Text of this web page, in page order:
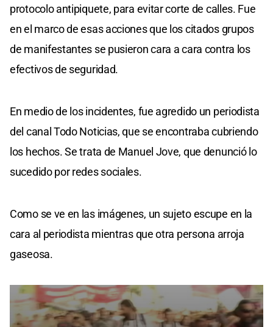
protocolo antipiquete, para evitar corte de calles. Fue
en el marco de esas acciones que los citados grupos
de manifestantes se pusieron cara a cara contra los
efectivos de seguridad.
En medio de los incidentes, fue agredido un periodista
del canal Todo Noticias, que se encontraba cubriendo
los hechos. Se trata de Manuel Jove, que denunció lo
sucedido por redes sociales.
Como se ve en las imágenes, un sujeto escupe en la
cara al periodista mientras que otra persona arroja
gaseosa.